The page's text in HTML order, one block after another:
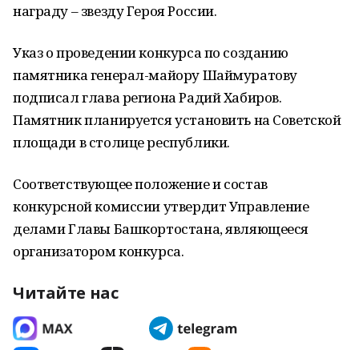
награду – звезду Героя России.
Указ о проведении конкурса по созданию
памятника генерал-майору Шаймуратову
подписал глава региона Радий Хабиров.
Памятник планируется установить на Советской
площади в столице республики.
Соответствующее положение и состав
конкурсной комиссии утвердит Управление
делами Главы Башкортостана, являющееся
организатором конкурса.
Читайте нас